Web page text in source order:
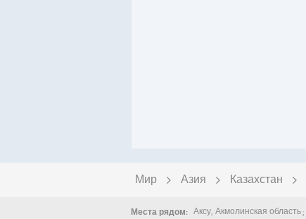
Мир Азия Казахстан
Места рядом: Аксу, Акмолинская область